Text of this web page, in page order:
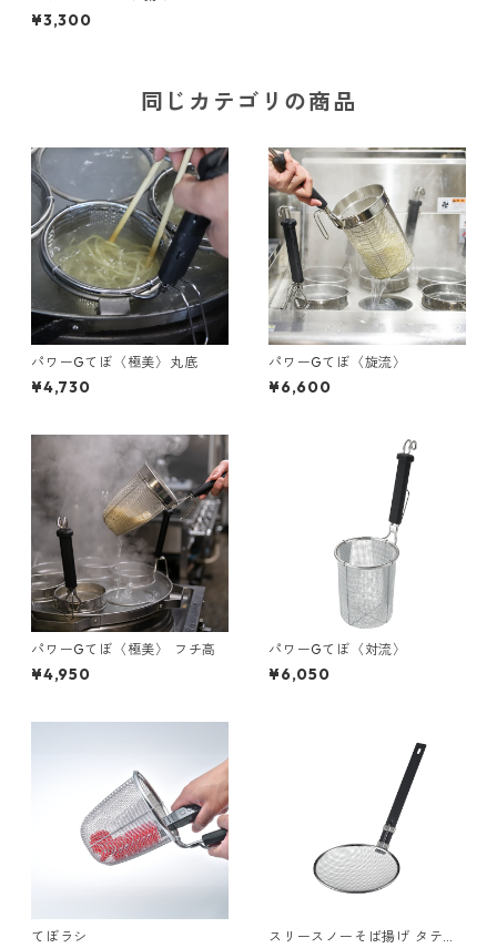
21cm
¥3,300
同じカテゴリの商品
パワーGてぼ〈極美〉丸底
¥4,730
パワーGてぼ〈旋流〉
¥6,600
パワーGてぼ〈極美〉 フチ高
¥4,950
パワーGてぼ〈対流〉
¥6,050
てぼラシ
スリースノーそば揚げ タテ型